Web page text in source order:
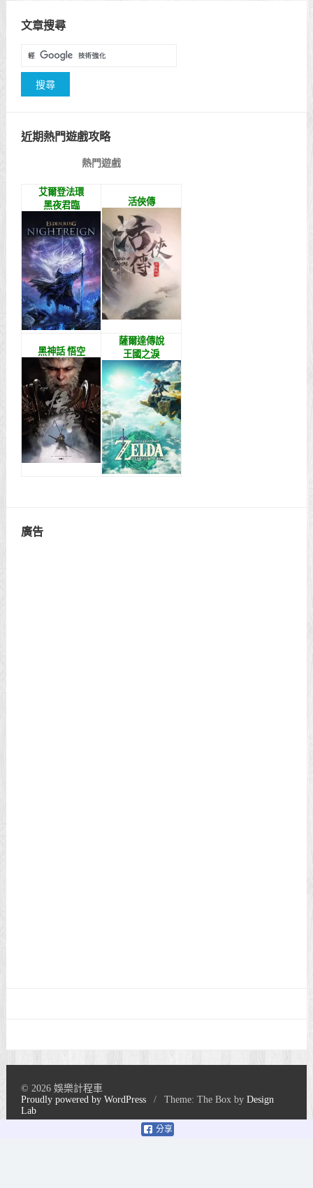
文章搜尋
近期熱門遊戲攻略
熱門遊戲
艾爾登法環
黑夜君臨
活俠傳
黑神話 悟空
薩爾達傳說
王國之淚
廣告
分享
© 2026 娛樂計程車
Proudly powered by WordPress
/ Theme: The Box byDesign
Lab